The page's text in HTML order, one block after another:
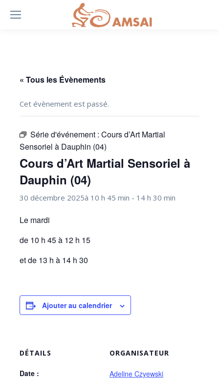
« Tous les Évènements
Cet évènement est passé.
Série d'événement : Cours d’Art Martial
Sensoriel à Dauphin (04)
Cours d’Art Martial Sensoriel à
Dauphin (04)
30 décembre 2025à 10 h 45 min - 14 h 30 min
Le mardi
de 10 h 45 à 12 h 15
et de 13 h à 14 h 30
Ajouter au calendrier
DÉTAILS
Date :
ORGANISATEUR
Adeline Czyewski